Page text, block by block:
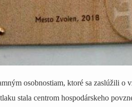
osobnostiam, ktoré sa zaslúžili o
stala centrom hospodárskeho